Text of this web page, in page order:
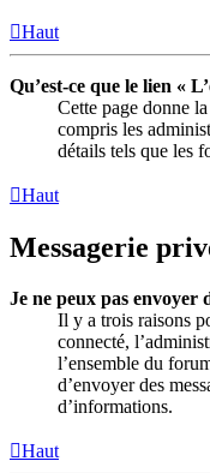
Haut
Qu’est-ce que le lien «
Cette page donne
compris les
détails tels que les
Haut
Messagerie
Je ne peux pas envoyer
Il y a trois raisons
connecté,
l’ensemble du
d’envoyer des
d’informations.
Haut